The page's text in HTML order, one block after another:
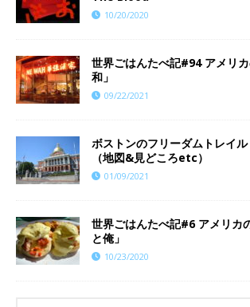
10/20/2020
世界ごはんたべ記#94 アメリ
和」
09/22/2021
ボストンのフリーダムトレイ
（地図&見どころetc）
01/09/2021
世界ごはんたべ記#6 アメリカ
と俺」
10/23/2020